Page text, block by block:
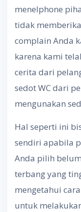
menelphone
tidak
complain Anda
karena kami
cerita dari
sedot WC dari
mengunakan
Hal seperti ini
sendiri apabila
Anda pilih
terbang yang
mengetahui
untuk